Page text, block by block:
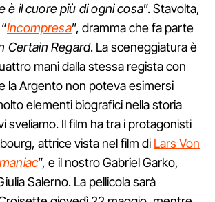
è il cuore più di ogni cosa”. Stavolta,
Incompresa”, dramma che fa parte
Certain Regard. La sceneggiatura è
mani dalla stessa regista con
la Argento non poteva esimersi
elementi biografici nella storia
sveliamo. Il film ha tra i protagonisti
attrice vista nel film di Lars Von
”, e il nostro Gabriel Garko,
Salerno. La pellicola sarà